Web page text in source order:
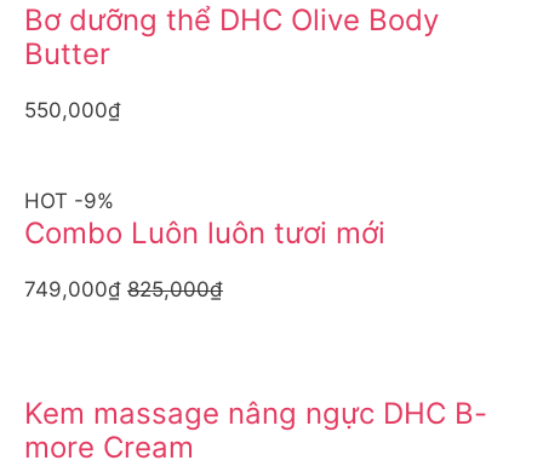
Bơ dưỡng thể DHC Olive Body
Butter
550,000₫
HOT -9%
Combo Luôn luôn tươi mới
749,000₫ 825,000₫
Kem massage nâng ngực DHC B-
more Cream